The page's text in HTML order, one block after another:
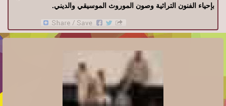
بإحياء الفنون التراثية وصون الموروث الموسيقي والديني.